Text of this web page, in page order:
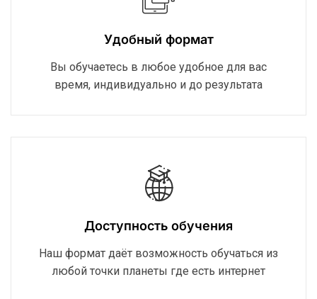
Удобный формат
Вы обучаетесь в любое удобное для вас
время, индивидуально и до результата
Доступность обучения
Наш формат даёт возможность обучаться из
любой точки планеты где есть интернет